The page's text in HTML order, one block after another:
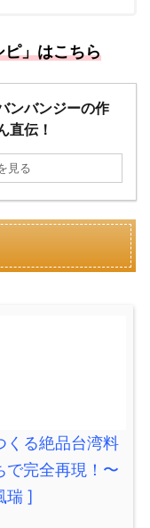
ピ」はこちら
ンバンジーの作
直伝！
見る
くる絶品台湾料
完全再現！〜
瑞 ]